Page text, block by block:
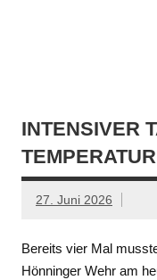
INTENSIVER
27. Juni 2026
Bereits vier Mal
Hönninger Wehr am